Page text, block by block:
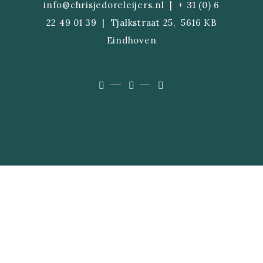
info@chrisjedoreleijers.nl | + 31 (0) 6
22 49 01 39 | Tjalkstraat 25, 5616 KB
Eindhoven